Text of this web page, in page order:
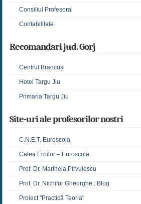
Consiliul Profesoral
Contabilitate
Recomandari jud. Gorj
Centrul Brancuși
Hotel Targu Jiu
Primaria Targu Jiu
Site-uri ale profesorilor nostri
C.N.E.T. Euroscola
Calea Eroilor – Euroscola
Prof. Dr. Marinela Pîrvulescu
Prof. Dr. Nichifor Gheorghe : Blog
Proiect "Practică Teoria"